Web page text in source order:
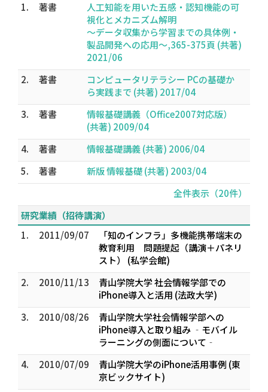
1.
著書
人工知能を用いた五感・認知機能の可
視化とメカニズム解明
～データ収集から学習までの具体例・
製品開発への応用～,365-375頁 (共著)
2021/06
2.
著書
コンピュータリテラシー PCの基礎か
ら実践まで (共著) 2017/04
3.
著書
情報基礎講義（Office2007対応版）
(共著) 2009/04
4.
著書
情報基礎講義 (共著) 2006/04
5.
著書
新版 情報基礎 (共著) 2003/04
全件表示（20件）
研究業績（招待講演）
1.
2011/09/07
「知のインフラ」多機能携帯端末の
教育利用 問題提起（講演＋パネリ
スト） (私学会館)
2.
2010/11/13
青山学院大学 社会情報学部での
iPhone導入と活用 (法政大学)
3.
2010/08/26
青山学院大学社会情報学部への
iPhone導入と取り組み ‐モバイル
ラーニングの側面について‐
4.
2010/07/09
青山学院大学のiPhone活用事例 (東
京ビックサイト)